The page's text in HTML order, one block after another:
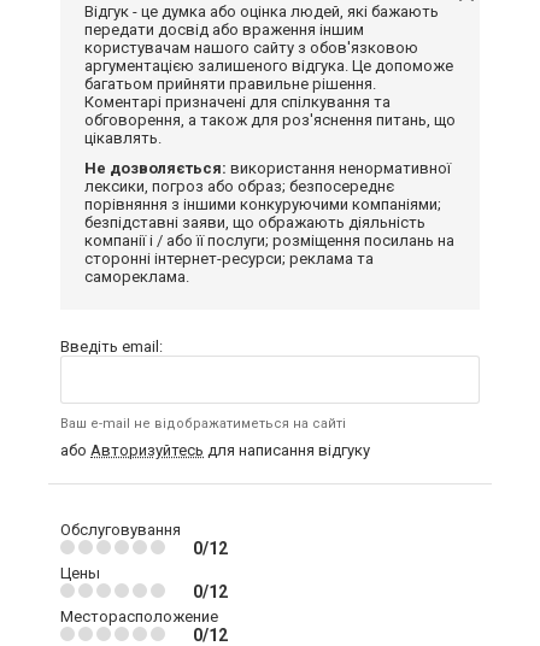
Відгук - це думка або оцінка людей, які бажають
передати досвід або враження іншим
користувачам нашого сайту з обов'язковою
аргументацією залишеного відгука. Це допоможе
багатьом прийняти правильне рішення.
Коментарі призначені для спілкування та
обговорення, а також для роз'яснення питань, що
цікавлять.
Не дозволяється: використання ненормативної
лексики, погроз або образ; безпосереднє
порівняння з іншими конкуруючими компаніями;
безпідставні заяви, що ображають діяльність
компанії і / або її послуги; розміщення посилань на
сторонні інтернет-ресурси; реклама та
самореклама.
Введіть email:
Ваш e-mail не відображатиметься на сайті
або Авторизуйтесь для написання відгуку
Обслуговування
0/12
Цены
0/12
Месторасположение
0/12